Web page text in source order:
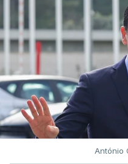
António